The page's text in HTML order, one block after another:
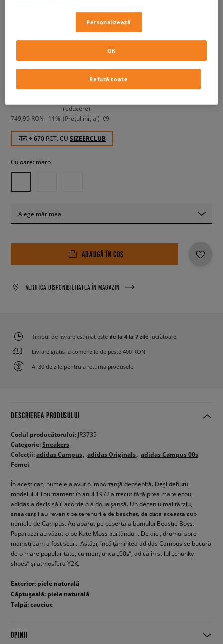
ADIDAS CAMPUS 00S WTR MD
W
reducere)
749,99 RON -11% (Prețul inițial)
+ 670 PCT. CU SIZEERCLUB
Culoare: maro
Alege mărimea
ADAUGĂ ÎN COȘ
VERIFICĂ DISPONIBILITATEA ÎN MAGAZIN
Timpul de livrare estimat este de la 4 la 7 zile lucrătoare
Livrare gratis la comenzile de peste 400 RON
Ai 30 de zile pentru a returna produsele
DESCRIEREA PRODUSULUI
Codul producătorului: JR3735
Categorie:Sneakers
Colecții:adidas Campus adidas Originals adidas Campus 00s
Femei
În acest caz, numele a avut o importanță deosebită. Deși debutul
modelului Tournament în anul 1972 a trecut fără prea mare ecou,
adidas a decis să îi acorde o a doua șansă. Un deceniu mai târziu,
sneakerșii au revenit pe terenurile de baschet, de data aceasta sub
numele de Campus. Au apărut pe coperta albumului Beastie Boys.
Paparazzi au văzut-o pe Kate Moss purtându-i. De aici, drumul spre
mainstream a fost scurt. Astăzi, încălțămintea adidas Campus se bucură
de o mare popularitate, cu mențiunea „00s”, adică în stilul „chunky
shoes” și atmosfera Y2K.
Exterior: piele naturală
Căptușeală: piele naturală
Talpă: cauciuc
OPINII
Personalizează
Refuză toate
OK